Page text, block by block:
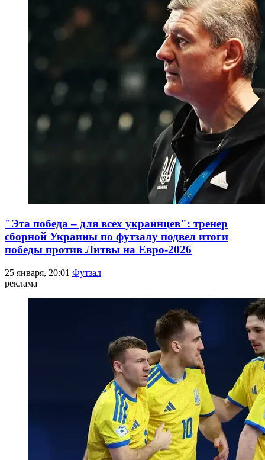
"Эта победа – для всех украинцев": тренер
сборной Украины по футзалу подвел итоги
победы против Литвы на Евро-2026
25 января, 20:01 Футзал
реклама